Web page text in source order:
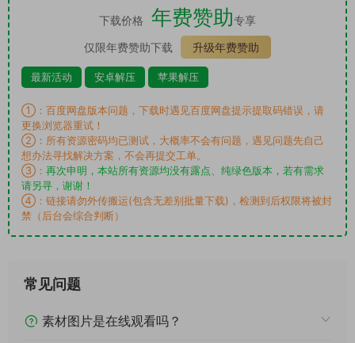
下载价格 年费赞助专享
仅限年费赞助下载
升级年费赞助
最新活动 安卓解压 苹果解压
①：百度网盘版本问题，下载时遇见百度网盘提示提取码错误，请
更换浏览器重试！
②：所有资源密码均已测试，大概率不会有问题，遇见问题先自己
想办法寻找解决方案，不会再提交工单。
③： 再次申明，本站所有资源均没有露点、纯绿色版本，若有需求
请另寻，谢谢！
④：链接请勿外传搬运(包含无差别批量下载)，检测到后权限将被封
禁（后台会综合判断）
常见问题
素材图片是在线观看吗？